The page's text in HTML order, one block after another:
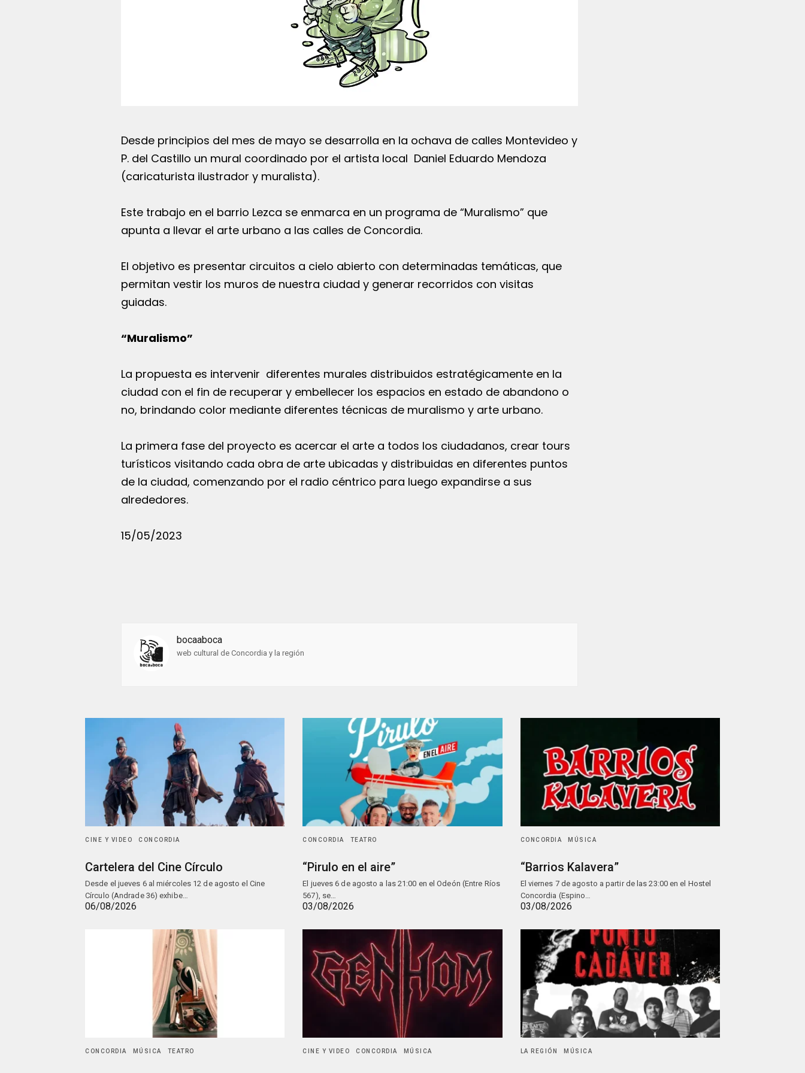
Desde principios del mes de mayo se desarrolla en la ochava de calles Montevideo y
P. del Castillo un mural coordinado por el artista local Daniel Eduardo Mendoza
(caricaturista ilustrador y muralista).
Este trabajo en el barrio Lezca se enmarca en un programa de “Muralismo” que
apunta a llevar el arte urbano a las calles de Concordia.
El objetivo es presentar circuitos a cielo abierto con determinadas temáticas, que
permitan vestir los muros de nuestra ciudad y generar recorridos con visitas
guiadas.
“Muralismo”
La propuesta es intervenir diferentes murales distribuidos estratégicamente en la
ciudad con el fin de recuperar y embellecer los espacios en estado de abandono o
no, brindando color mediante diferentes técnicas de muralismo y arte urbano.
La primera fase del proyecto es acercar el arte a todos los ciudadanos, crear tours
turísticos visitando cada obra de arte ubicadas y distribuidas en diferentes puntos
de la ciudad, comenzando por el radio céntrico para luego expandirse a sus
alrededores.
15/05/2023
bocaaboca
web cultural de Concordia y la región
CINE Y VIDEO CONCORDIA
Cartelera del Cine Círculo
Desde el jueves 6 al miércoles 12 de agosto el Cine
Círculo (Andrade 36) exhibe…
06/08/2026
CONCORDIA TEATRO
“Pirulo en el aire”
El jueves 6 de agosto a las 21:00 en el Odeón (Entre Ríos
567), se…
03/08/2026
CONCORDIA MÚSICA
“Barrios Kalavera”
El viernes 7 de agosto a partir de las 23:00 en el Hostel
Concordia (Espino…
03/08/2026
CONCORDIA MÚSICA TEATRO CINE Y VIDEO CONCORDIA MÚSICA LA REGIÓN MÚSICA